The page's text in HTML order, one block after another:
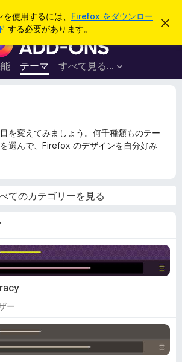
使用するには、 Firefox をダウンロー
ド する必要があります。
こ
を
F
i
r
e
ブ
ラ
ー
ン
テーマ すべて見る...
ログイン
を変えてみましょう。何千種類ものテー
選んで、Firefox のデザインを自分好み
てのカテゴリーを見る
ー